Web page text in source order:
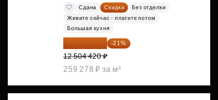
Сдана Скидка
Без отделки
Живите сейчас - платите потом
Большая кухня
-21%
12 504 420 ₽
259 278 ₽ за м²